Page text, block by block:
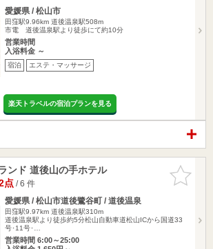
愛媛県 / 松山市
田窪駅9.96km 道後温泉駅508m
市電 道後温泉駅より徒歩にて約10分
営業時間
入浴料金 ～
宿泊 エステ・マッサージ
楽天トラベルの宿泊プランを見る
お気に入
りに追加
ンド 道後山の手ホテル
点/ 6 件
愛媛県 / 松山市道後鷺谷町 / 道後温泉
田窪駅9.97km 道後温泉駅310m
道後温泉駅より徒歩約5分松山自動車道松山ICから国道33
号･11号･…
営業時間 6:00～25:00